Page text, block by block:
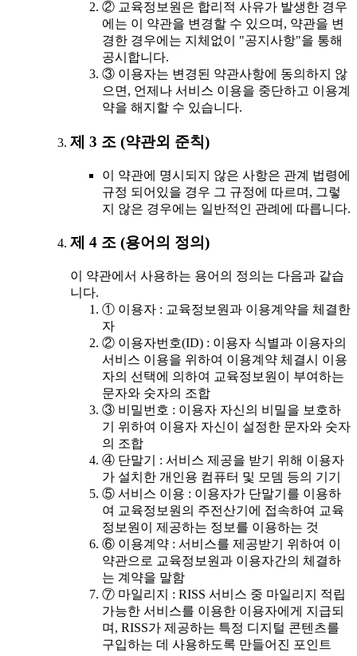
② 교육정보원은 합리적 사유가 발생한 경우
에는 이 약관을 변경할 수 있으며, 약관을 변
경한 경우에는 지체없이 "공지사항"을 통해
공시합니다.
③ 이용자는 변경된 약관사항에 동의하지 않
으면, 언제나 서비스 이용을 중단하고 이용계
약을 해지할 수 있습니다.
제 3 조 (약관외 준칙)
이 약관에 명시되지 않은 사항은 관계 법령에
규정 되어있을 경우 그 규정에 따르며, 그렇
지 않은 경우에는 일반적인 관례에 따릅니다.
제 4 조 (용어의 정의)
이 약관에서 사용하는 용어의 정의는 다음과 같습
니다.
① 이용자 : 교육정보원과 이용계약을 체결한
자
② 이용자번호(ID) : 이용자 식별과 이용자의
서비스 이용을 위하여 이용계약 체결시 이용
자의 선택에 의하여 교육정보원이 부여하는
문자와 숫자의 조합
③ 비밀번호 : 이용자 자신의 비밀을 보호하
기 위하여 이용자 자신이 설정한 문자와 숫자
의 조합
④ 단말기 : 서비스 제공을 받기 위해 이용자
가 설치한 개인용 컴퓨터 및 모뎀 등의 기기
⑤ 서비스 이용 : 이용자가 단말기를 이용하
여 교육정보원의 주전산기에 접속하여 교육
정보원이 제공하는 정보를 이용하는 것
⑥ 이용계약 : 서비스를 제공받기 위하여 이
약관으로 교육정보원과 이용자간의 체결하
는 계약을 말함
⑦ 마일리지 : RISS 서비스 중 마일리지 적립
가능한 서비스를 이용한 이용자에게 지급되
며, RISS가 제공하는 특정 디지털 콘텐츠를
구입하는 데 사용하도록 만들어진 포인트